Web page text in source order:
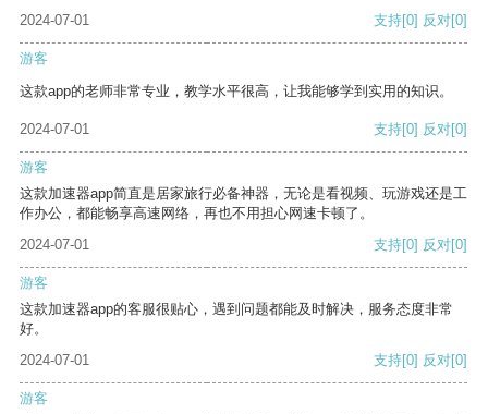
2024-07-01 支持[0] 反对[0]
游客
这款app的老师非常专业，教学水平很高，让我能够学到实用的知识。
2024-07-01 支持[0] 反对[0]
游客
这款加速器app简直是居家旅行必备神器，无论是看视频、玩游戏还是工
作办公，都能畅享高速网络，再也不用担心网速卡顿了。
2024-07-01
支持[0] 反对[0]
游客
这款加速器app的客服很贴心，遇到问题都能及时解决，服务态度非常
好。
2024-07-01
支持[0] 反对[0]
游客